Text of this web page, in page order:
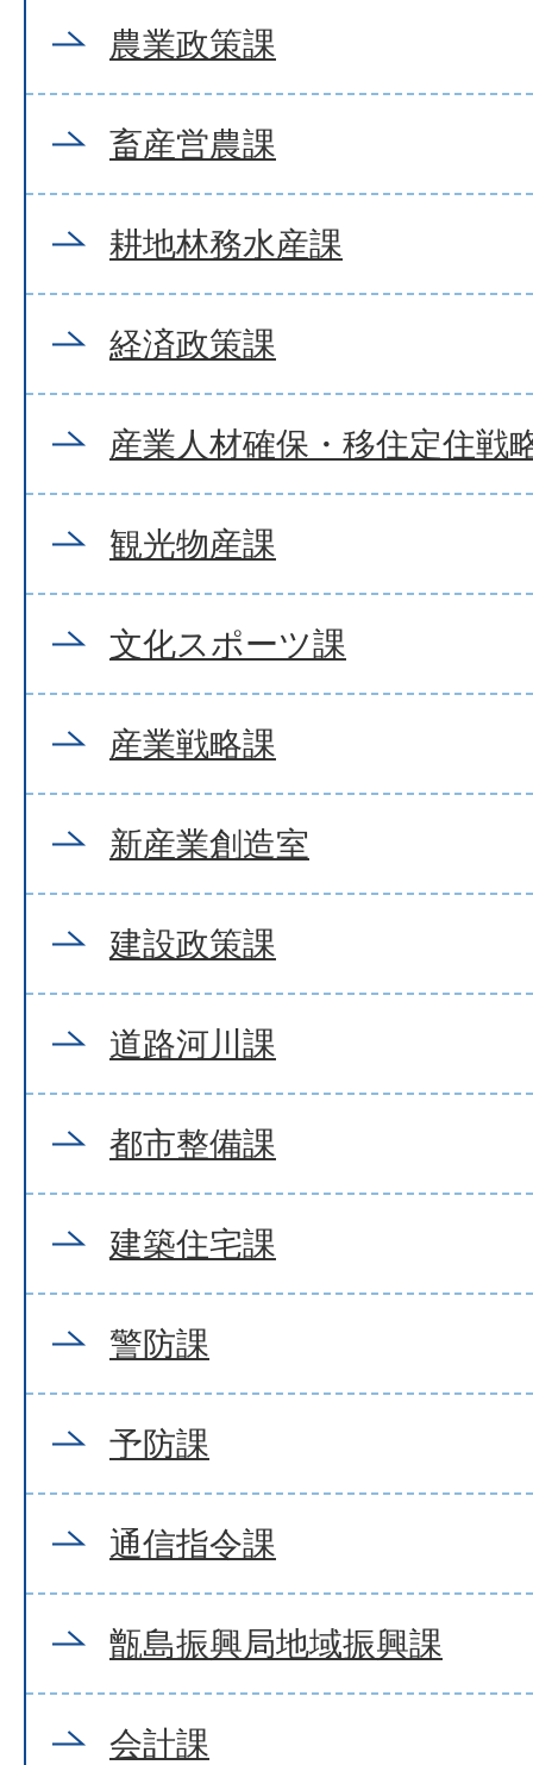
農業政策課
畜産営農課
耕地林務水産課
経済政策課
産業人材確保・移住定住戦
観光物産課
文化スポーツ課
産業戦略課
新産業創造室
建設政策課
道路河川課
都市整備課
建築住宅課
警防課
予防課
通信指令課
甑島振興局地域振興課
会計課